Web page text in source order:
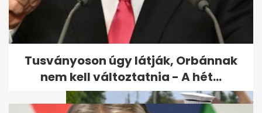
Lázár leváltja a MÁV
vezérigazgatóját
Tusványoson úgy látják, Orbánnak
nem kell változtatnia - A hét...